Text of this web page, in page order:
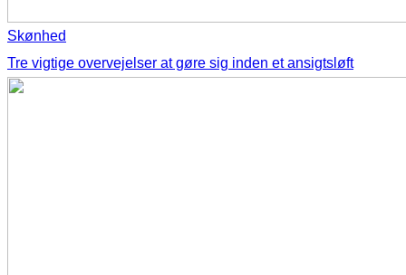
Skønhed
Tre vigtige overvejelser at gøre sig inden et ansigtsløft